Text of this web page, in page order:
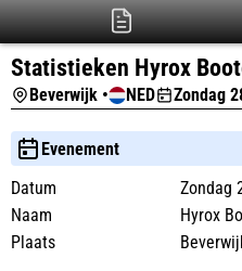
Statistieken Hyrox
Beverwijk • NED Zondag
Evenement
Datum
Zondag
Naam
Hyrox
Plaats